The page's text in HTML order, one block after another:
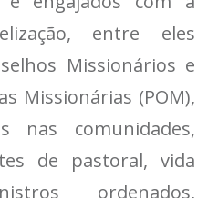
entre eles
Missionários e
Missionárias (POM),
nas comunidades,
de pastoral, vida
ordenados,